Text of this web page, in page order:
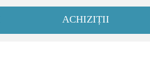
ACHIZIȚII